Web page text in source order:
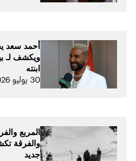
أحمد سعد
ويكشف لـ
ابنته
30 يوليو 2026
المربع
والفرقة
جديد